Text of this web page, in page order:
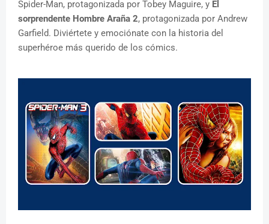
Spider-Man, protagonizada por Tobey Maguire, y El
sorprendente Hombre Araña 2, protagonizada por Andrew
Garfield. Diviértete y emociónate con la historia del
superhéroe más querido de los cómics.